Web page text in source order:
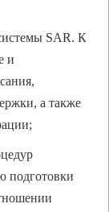
SAR. К
и
а также
подготовки